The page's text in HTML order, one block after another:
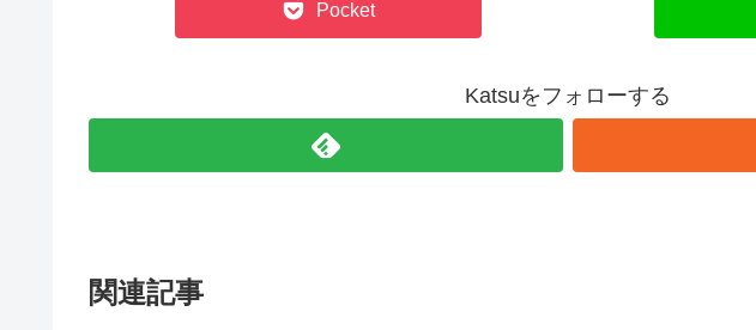
Pocket
Katsuをフォローする
関連記事